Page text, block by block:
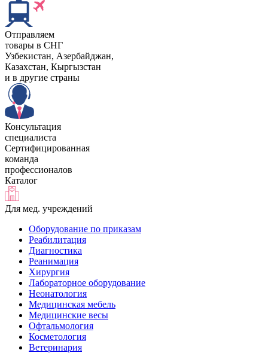
Отправляем
товары в СНГ
Узбекистан, Aзербайджан,
Казахстан, Кыргызстан
и в другие страны
Консультация
специалиста
Сертифицированная
команда
профессионалов
Каталог
Для мед. учреждений
Оборудование по приказам
Реабилитация
Диагностика
Реанимация
Хирургия
Лабораторное оборудование
Неонатология
Медицинская мебель
Медицинские весы
Офтальмология
Косметология
Ветеринария